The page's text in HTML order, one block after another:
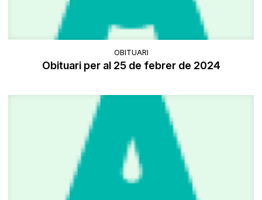
OBITUARI
Obituari per al 25 de febrer de 2024